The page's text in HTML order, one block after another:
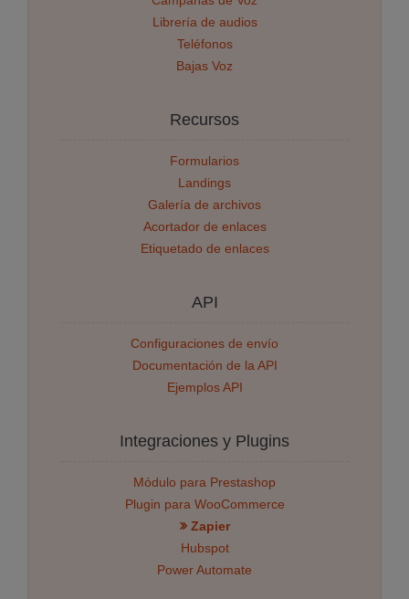
Librería de audios
Teléfonos
Bajas Voz
Recursos
Formularios
Landings
Galería de archivos
Acortador de enlaces
Etiquetado de enlaces
API
Configuraciones de envío
Documentación de la API
Ejemplos API
Integraciones y Plugins
Módulo para Prestashop
Plugin para WooCommerce
Zapier
Hubspot
Power Automate